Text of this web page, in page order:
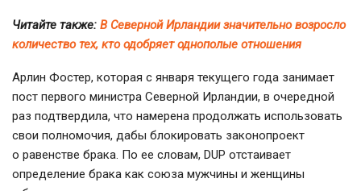
Читайте также: В Северной Ирландии значительно возросло
количество тех, кто одобряет однополые отношения
Арлин Фостер, которая с января текущего года занимает
пост первого министра Северной Ирландии, в очередной
раз подтвердила, что намерена продолжать использовать
свои полномочия, дабы блокировать законопроект
о равенстве брака. По ее словам, DUP отстаивает
определение брака как союза мужчины и женщины